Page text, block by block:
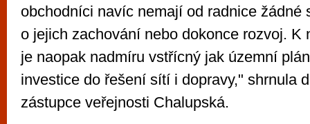
obchodníci navíc nemají od radnice žádné
o jejich zachování nebo dokonce rozvoj. K
je naopak nadmíru vstřícný jak územní
investice do řešení sítí i dopravy," shrnula
zástupce veřejnosti Chalupská.